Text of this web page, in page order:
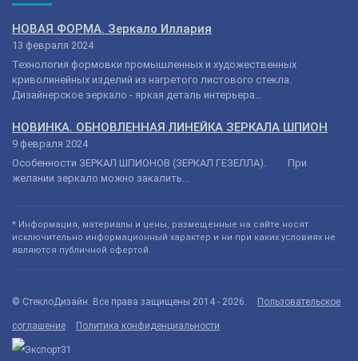
НОВАЯ ФОРМА. Зеркало Иллария
13 февраля 2024
Технология формовки промышленных и художественных
криволинейных изделий из нагретого листового стекла.
Дизайнерское зеркало - яркая деталь интерьера...
НОВИНКА. ОБНОВЛЕННАЯ ЛИНЕЙКА ЗЕРКАЛА ШПИОН
9 февраля 2024
Особенности ЗЕРКАЛ ШПИОНОВ (ЗЕРКАЛ ГЕЗЕЛЛА). При
желании зеркало можно закалить...
* Информация, материалы и цены, размещенные на сайте носят
исключительно информационный характер и ни при каких условиях не
являются публичной офертой.
© СтеклоДизайн. Все права защищены 2014 - 2026. Пользовательское
соглашение Политика конфиденциальности